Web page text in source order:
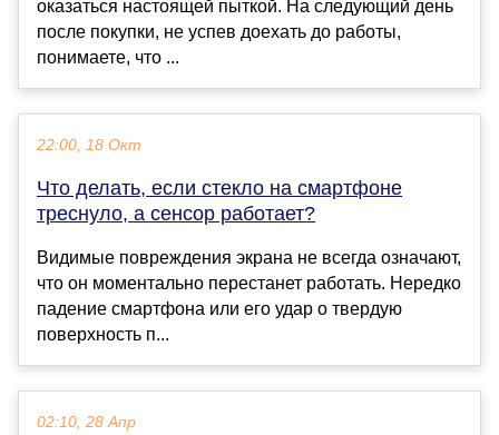
оказаться настоящей пыткой. На следующий день
после покупки, не успев доехать до работы,
понимаете, что ...
22:00, 18 Окт
Что делать, если стекло на смартфоне
треснуло, а сенсор работает?
Видимые повреждения экрана не всегда означают,
что он моментально перестанет работать. Нередко
падение смартфона или его удар о твердую
поверхность п...
02:10, 28 Апр